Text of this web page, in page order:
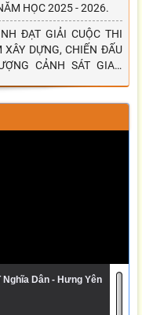
HỌC 2025 - 2026.
ĐẠT GIẢI CUỘC THI
XÂY DỰNG, CHIẾN ĐẤU
CẢNH SÁT GIAO
Dân - Hưng Yên